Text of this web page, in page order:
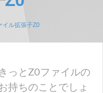
イル拡張子Z0
っとZ0ファイルの
持ちのことでしょ